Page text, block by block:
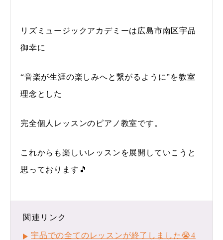
リズミュージックアカデミーは広島市南区宇品
御幸に
“音楽が生涯の楽しみへと繋がるように”を教室
理念とした
完全個人レッスンのピアノ教室です。
これからも楽しいレッスンを展開していこうと
思っております🎵
関連リンク
宇品での全てのレッスンが終了しました😭4